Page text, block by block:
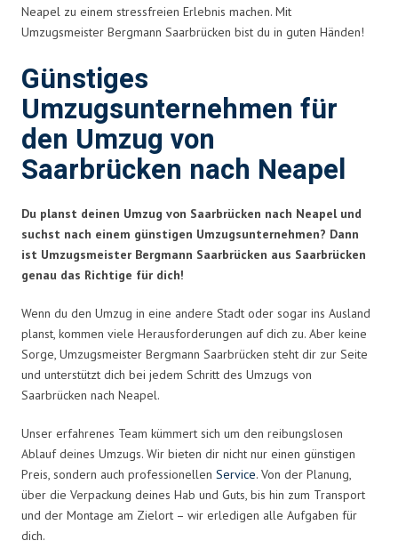
Neapel zu einem stressfreien Erlebnis machen. Mit
Umzugsmeister Bergmann Saarbrücken bist du in guten Händen!
Günstiges
Umzugsunternehmen für
den Umzug von
Saarbrücken nach Neapel
Du planst deinen Umzug von Saarbrücken nach Neapel und
suchst nach einem günstigen Umzugsunternehmen? Dann
ist Umzugsmeister Bergmann Saarbrücken aus Saarbrücken
genau das Richtige für dich!
Wenn du den Umzug in eine andere Stadt oder sogar ins Ausland
planst, kommen viele Herausforderungen auf dich zu. Aber keine
Sorge, Umzugsmeister Bergmann Saarbrücken steht dir zur Seite
und unterstützt dich bei jedem Schritt des Umzugs von
Saarbrücken nach Neapel.
Unser erfahrenes Team kümmert sich um den reibungslosen
Ablauf deines Umzugs. Wir bieten dir nicht nur einen günstigen
Preis, sondern auch professionellen Service. Von der Planung,
über die Verpackung deines Hab und Guts, bis hin zum Transport
und der Montage am Zielort – wir erledigen alle Aufgaben für
dich.